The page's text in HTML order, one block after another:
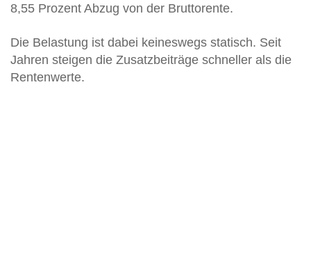
8,55 Prozent Abzug von der Bruttorente.
Die Belastung ist dabei keineswegs statisch. Seit
Jahren steigen die Zusatzbeiträge schneller als die
Rentenwerte.